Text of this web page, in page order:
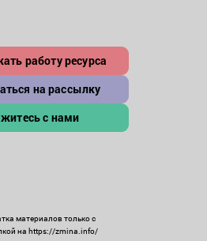
работу ресурса
на рассылку
с нами
материалов только с
на https://zmina.info/